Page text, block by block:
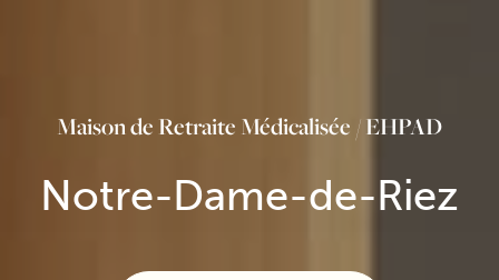
Maison de Retraite Médicalisée / EHPAD
Notre-Dame-de-Riez